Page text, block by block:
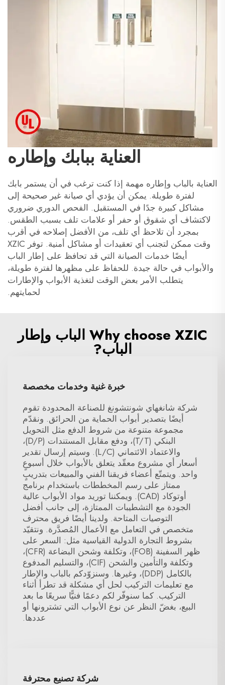
العناية ببابك وإطاره
العناية بالباب وإطاره مهمة إذا كنت ترغب في أن يستمر بابك
لفترة طويلة. يمكن أن يؤدي أي صيانة غير صحيحة إلى
مشاكل كبيرة جدًا في المستقبل. الفحص الدوري ضروري
لاكتشاف أي شقوق أو حفر أو علامات تلف بسبب الطقس.
بمجرد أن تلاحظ أي تلف، من الأفضل إصلاحه في أقرب
وقت ممكن لتجنب أي تعقيدات أو مشاكل أمنية. توفر XZIC
أيضًا خدمات الصيانة التي قد تحافظ على إطار الباب
والأبواب في حالة جيدة. للحفاظ على مظهرها لفترة طويلة،
يتطلب الأمر بعض الوقت لتغذية الأبواب والإطارات
لحمايتهم.
Why choose XZIC الباب وإطار
الباب?
خبرة غنية وخدمات مخصصة
شركة شانغهاي شونتشونغ للصناعة المحدودة تقوم
أيضًا بتصدير أبواب الحماية من الحرائق. ونقدّم
مجموعة متنوعة من شروط الدفع مثل التحويل
البنكي (T/T)، ودفع مقابل المستندات (D/P)،
والاعتماد الائتماني (L/C). وسيتم إرسال تقدير
أسعار أي مشروع معقّد يتعلق بالأبواب خلال أسبوعٍ
واحد. ويتمتّع أعضاء فريقنا الفني والمبيعات بتدريبٍ
ممتاز على رسم المخططات باستخدام برنامج
أوتوكاد (CAD). ويمكننا توريد مواد الأبواب عالية
الجودة مع التشطيبات الممتازة، إلى جانب أفضل
التوصيات المتاحة. ولدينا أيضًا فريق محترف
متخصص في التعامل مع الأعمال المُصدَّرة. ونتقيّد
بشروط التجارة الدولية القياسية مثل: السعر على
ظهر السفينة (FOB)، وتكلفة وشحن البضاعة (CFR)،
وتكلفة والتأمين والشحن (CIF)، والتسليم المدفوع
بالكامل (DDP)، وغيرها. وسنزوّدكم بالباب والإطار
مع تعليمات التركيب لحل أي مشكلة قد تطرأ أثناء
التركيب. كما سنوفّر لكم دعمًا فنيًّا سريعًا ما بعد
البيع، بغضّ النظر عن نوع الأبواب التي تشترونها أو
عددها.
شركة تصنيع محترفة